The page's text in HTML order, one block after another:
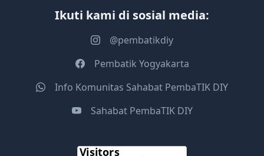
Ikuti kami di sosial media:
@pembatikdiy
Pembatik Yogyakarta
Info Komunitas Sahabat PembaTIK DIY
Sahabat PembaTIK DIY